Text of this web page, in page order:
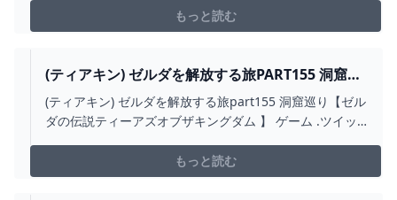
もっと読む
(ティアキン) ゼルダを解放する旅PART155 洞窟巡
り【ゼルダの伝説ティーアズオブザキングダム 】
- ニコニコ動画
(ティアキン) ゼルダを解放する旅part155 洞窟巡り【ゼル
ダの伝説ティーアズオブザキングダム 】 ゲーム .ツイッ
もっと読む